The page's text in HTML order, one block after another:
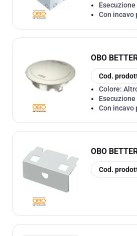
Con
OBO
copiaCod.
Colore:
Con
OBO
copiaCod.